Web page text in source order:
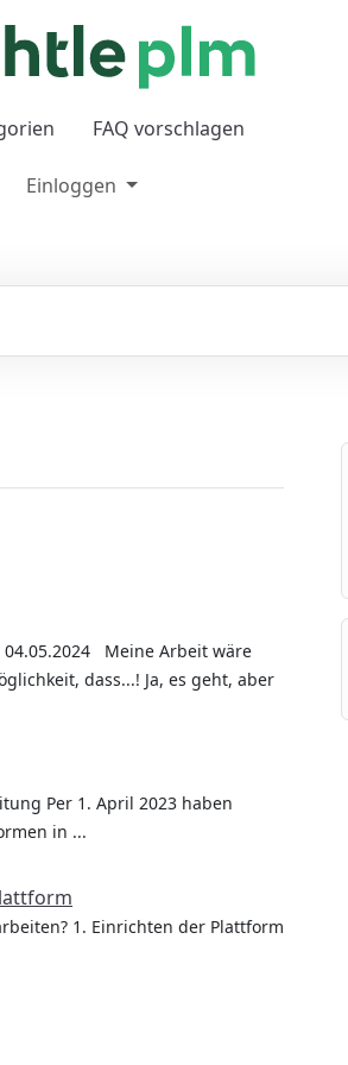
FAQ vorschlagen
Einloggen
04.05.2024 Meine Arbeit wäre
dass...! Ja, es geht, aber
Per 1. April 2023 haben
in ...
1. Einrichten der Plattform